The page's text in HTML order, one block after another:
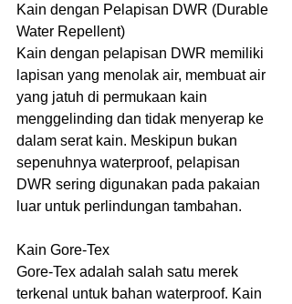
Kain dengan Pelapisan DWR (Durable
Water Repellent)
Kain dengan pelapisan DWR memiliki
lapisan yang menolak air, membuat air
yang jatuh di permukaan kain
menggelinding dan tidak menyerap ke
dalam serat kain. Meskipun bukan
sepenuhnya waterproof, pelapisan
DWR sering digunakan pada pakaian
luar untuk perlindungan tambahan.
Kain Gore-Tex
Gore-Tex adalah salah satu merek
terkenal untuk bahan waterproof. Kain